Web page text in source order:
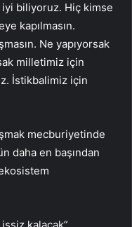
iyi biliyoruz. Hiç kimse
kapılmasın.
Ne yapıyorsak
milletimiz için
İstikbalimiz için
mecburiyetinde
daha en başından